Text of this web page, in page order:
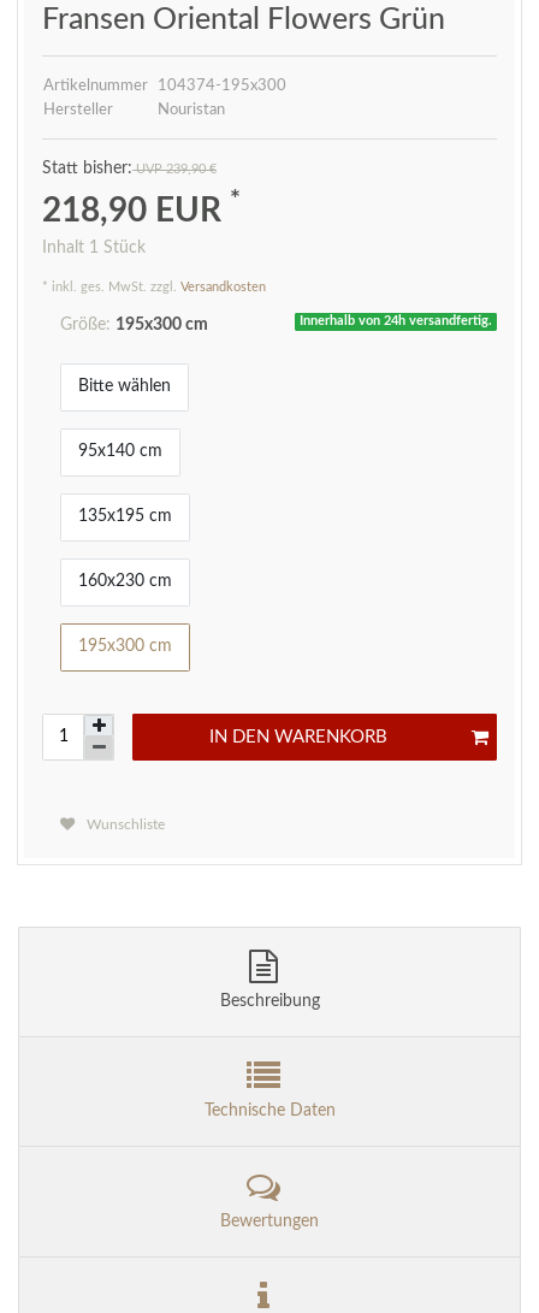
Fransen Oriental Flowers Grün
Artikelnummer
104374-195x300
Hersteller
Nouristan
UVP 239,90 €
218,90 EUR *
Inhalt 1 Stück
* inkl. ges. MwSt. zzgl. Versandkosten
Innerhalb von 24h versandfertig.
Größe: 195x300 cm
Bitte wählen
95x140 cm
135x195 cm
160x230 cm
195x300 cm
IN DEN WARENKORB
Wunschliste
Beschreibung
Technische Daten
Bewertungen